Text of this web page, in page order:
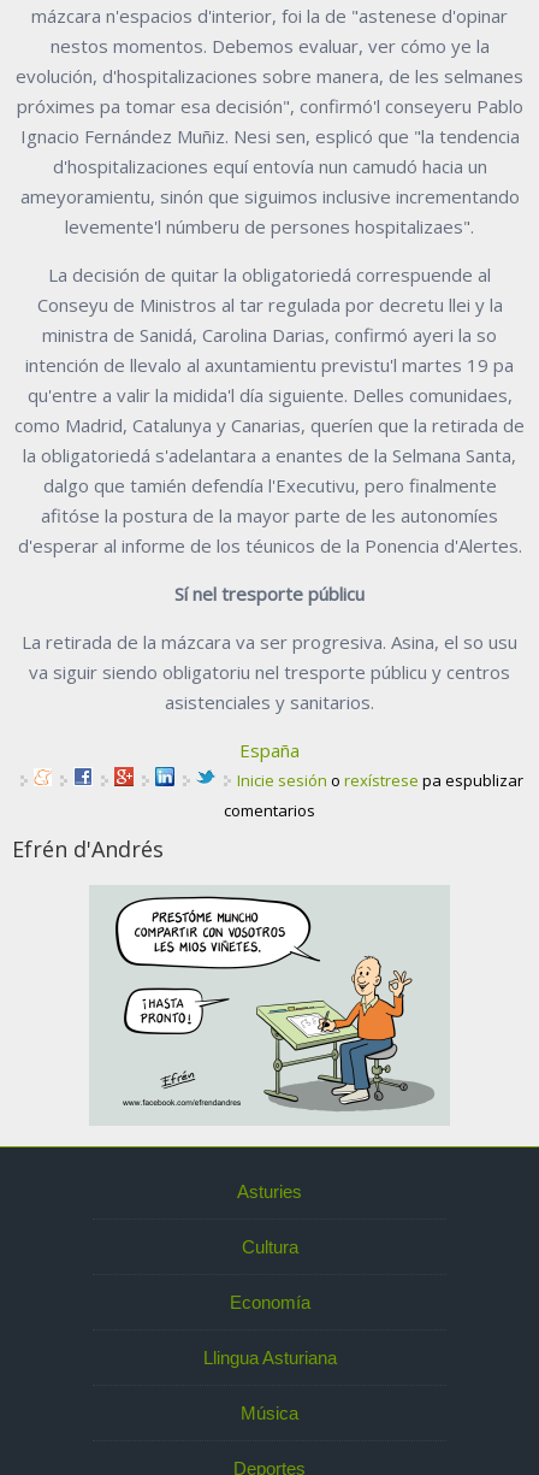
mázcara n'espacios d'interior, foi la de "astenese d'opinar
nestos momentos. Debemos evaluar, ver cómo ye la
evolución, d'hospitalizaciones sobre manera, de les selmanes
próximes pa tomar esa decisión", confirmó'l conseyeru Pablo
Ignacio Fernández Muñiz. Nesi sen, esplicó que "la tendencia
d'hospitalizaciones equí entovía nun camudó hacia un
ameyoramientu, sinón que siguimos inclusive incrementando
levemente'l númberu de persones hospitalizaes".
La decisión de quitar la obligatoriedá correspuende al
Conseyu de Ministros al tar regulada por decretu llei y la
ministra de Sanidá, Carolina Darias, confirmó ayeri la so
intención de llevalo al axuntamientu previstu'l martes 19 pa
qu'entre a valir la midida'l día siguiente. Delles comunidaes,
como Madrid, Catalunya y Canarias, queríen que la retirada de
la obligatoriedá s'adelantara a enantes de la Selmana Santa,
dalgo que tamién defendía l'Executivu, pero finalmente
afitóse la postura de la mayor parte de les autonomíes
d'esperar al informe de los téunicos de la Ponencia d'Alertes.
Sí nel tresporte públicu
La retirada de la mázcara va ser progresiva. Asina, el so usu
va siguir siendo obligatoriu nel tresporte públicu y centros
asistenciales y sanitarios.
España
Inicie sesión o rexístrese pa espublizar
comentarios
Efrén d'Andrés
Asturies
Cultura
Economía
Llingua Asturiana
Música
Deportes